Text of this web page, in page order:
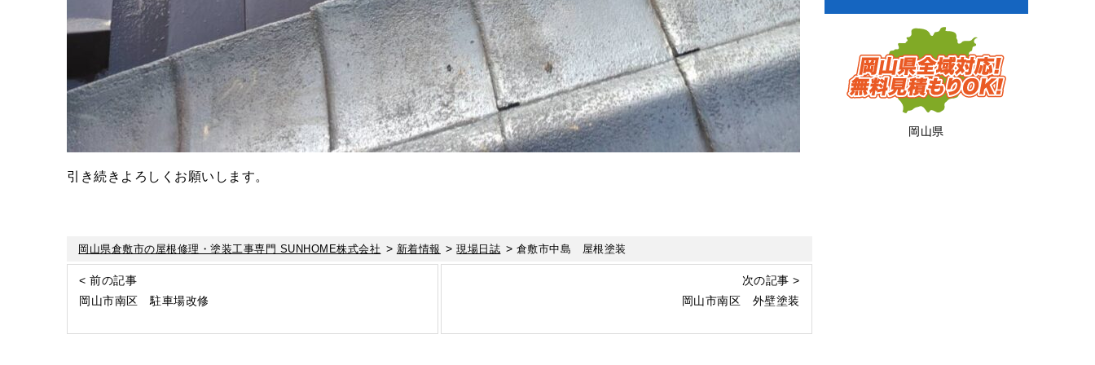
引き続きよろしくお願いします。
岡山県倉敷市の屋根修理・塗装工事専門 SUNHOME株式会社 > 新着情報 >現場日誌 > 倉敷市中島 屋根塗装
< 前の記事
岡山市南区 駐車場改修
次の記事 >
岡山市南区 外壁塗装
岡山県